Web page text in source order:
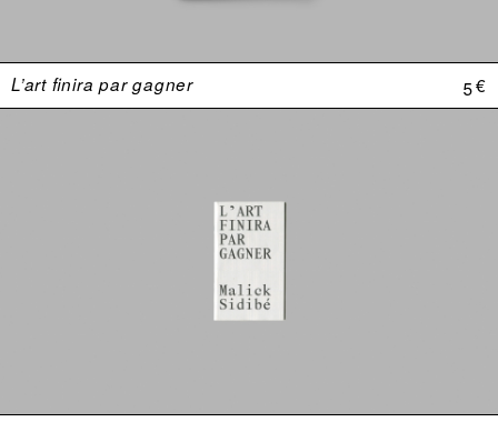
L’art finira par gagner 5 €